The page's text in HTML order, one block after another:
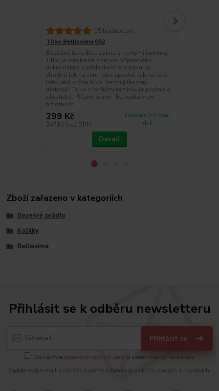
15 hodnocení
Tílko Bellissima 052
Bezešvé tílko Bellissima s tenkými ramínky.
Tílko je vyrobené z velice příjemného
mikrovlákna s přídavkem elastanu, je
vhodné jak na zimu jako spodní, tak na léto
léto jako vrchní tílko. Velmi příjemný
materiál. Tílko s tenkými tamínky je pružné a
elsatické. Různé barvy. EU výška v cm
hmotnost...
299 Kč
247 Kč bez DPH
Expedice 2-5 prac.
dnů
Detail
Zboží zařazeno v kategoriích
Bezešvé prádlo
Košilky
Bellissima
Přihlásit se k odběru newsletteru
Přihlásit se
Souhlasím se zpracováním osobních údajů za účelem rozesílky newsletteru.
Zadejte svůj e-mail a my Vás budeme informovat o akcích, slevách a novinkách.